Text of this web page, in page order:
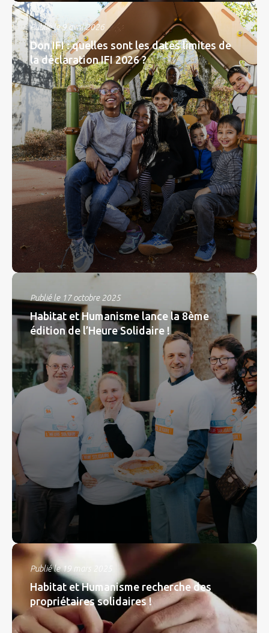
Publié le 9 avril 2026
Don IFI : quelles sont les dates limites de
la déclaration IFI 2026 ?
Publié le 17 octobre 2025
Habitat et Humanisme lance la 8ème
édition de l’Heure Solidaire !
Publié le 19 mars 2025
Habitat et Humanisme recherche des
propriétaires solidaires !